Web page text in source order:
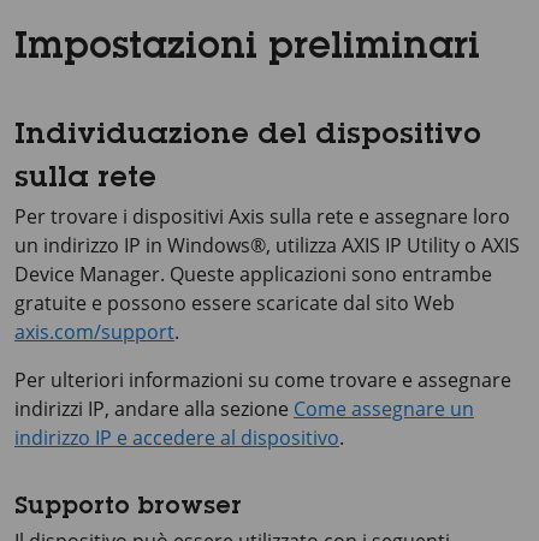
Impostazioni preliminari
Individuazione del dispositivo
sulla rete
Per trovare i dispositivi Axis sulla rete e assegnare loro
un indirizzo IP in Windows®, utilizza AXIS IP Utility o AXIS
Device Manager. Queste applicazioni sono entrambe
gratuite e possono essere scaricate dal sito Web
axis.com/support.
Per ulteriori informazioni su come trovare e assegnare
indirizzi IP, andare alla sezione Come assegnare un
indirizzo IP e accedere al dispositivo.
Supporto browser